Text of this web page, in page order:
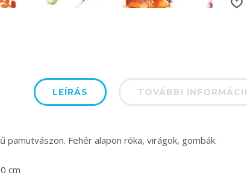
LEÍRÁS TOVÁBBI
pamutvászon. Fehér alapon róka, virágok, gombák.
cm